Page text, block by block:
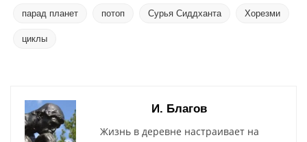
парад планет потоп Сурья Сиддханта Хорезми
циклы
И. Благов
Жизнь в деревне настраивает на